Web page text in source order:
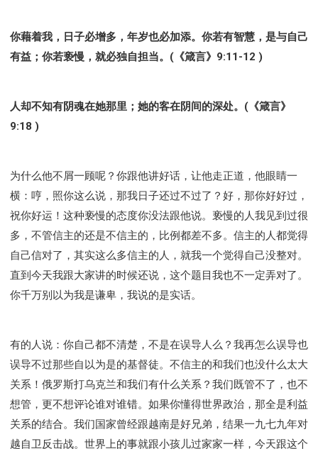
你藉着我，日子必增多，年岁也必加添。你若有智慧，是与自己
有益；你若亵慢，就必独自担当。(《箴言》9:11-12 )
人却不知有阴魂在她那里；她的客在阴间的深处。(《箴言》
9:18 )
为什么他不屑一顾呢？你跟他讲好话，让他走正道，他眼睛一
横：哼，照你这么说，那我日子还过不过了？好，那你好好过，
祝你好运！这种亵慢的态度你没法跟他说。亵慢的人我见到过很
多，不管信主的还是不信主的，比例都差不多。信主的人都觉得
自己信对了，其实这么多信主的人，就我一个觉得自己没整对。
直到今天我跟大家讲的时候还说，这个题目我也不一定弄对了。
你千万别以为我是谦卑，我说的是实话。
有的人说：你自己都不清楚，不是在误导人么？我再怎么误导也
误导不过那些自以为是的基督徒。不信主的和我们也没什么太大
关系！俄罗斯打乌克兰和我们有什么关系？我们既管不了，也不
想管，更不想评论谁对谁错。如果你懂得世界政治，那全是利益
关系的结合。我们国家曾经跟越南是好兄弟，结果一九七九年对
越自卫反击战。世界上的事就跟小孩儿过家家一样，今天跟这个